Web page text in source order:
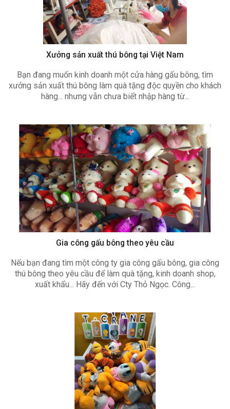
Xưởng sản xuất thú bông tại Việt Nam
Bạn đang muốn kinh doanh một cửa hàng gấu bông, tìm
xưởng sản xuất thú bông làm quà tặng độc quyền cho khách
hàng... nhưng vẫn chưa biết nhập hàng từ...
Gia công gấu bông theo yêu cầu
Nếu bạn đang tìm một công ty gia công gấu bông, gia công
thú bông theo yêu cầu để làm quà tặng, kinh doanh shop,
xuất khẩu... Hãy đến với Cty Thỏ Ngọc. Công...